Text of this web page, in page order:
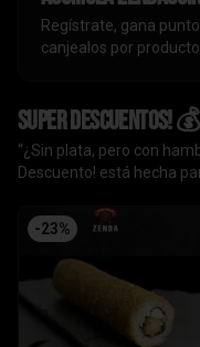
Regístrate, gana
canjealos por
SUPER DESCUENTOS! 💰
“¿Sin plata, pero con
Descuento! está hecha
-23%